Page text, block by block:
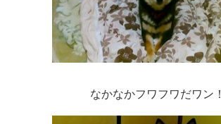
なかなかフワフワだワン！